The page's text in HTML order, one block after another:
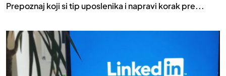
Prepoznaj koji si tip uposlenika i napravi korak pre...